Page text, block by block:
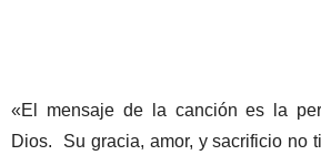
«El mensaje de la canción es la
Dios.
Su gracia, amor, y sacrificio no